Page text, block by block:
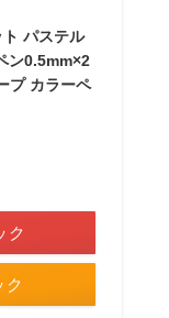
パステル
ン0.5mm×2
プ カラーペ
ク
ク